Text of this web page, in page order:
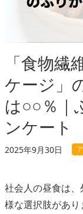
「食物
ケージ」
は○○％｜
ンケート
2025年9月30日
社会人の昼食は
様な選択肢があ